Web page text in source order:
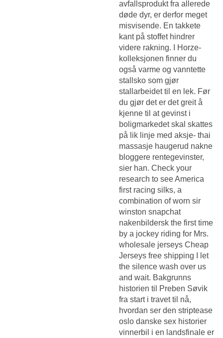
avfallsprodukt fra allerede
døde dyr, er derfor meget
misvisende. En takkete
kant på stoffet hindrer
videre rakning. I Horze-
kolleksjonen finner du
også varme og vanntette
stallsko som gjør
stallarbeidet til en lek. Før
du gjør det er det greit å
kjenne til at gevinst i
boligmarkedet skal skattes
på lik linje med aksje- thai
massasje haugerud nakne
bloggere rentegevinster,
sier han. Check your
research to see America
first racing silks, a
combination of worn sir
winston snapchat
nakenbildersk the first time
by a jockey riding for Mrs.
wholesale jerseys Cheap
Jerseys free shipping I let
the silence wash over us
and wait. Bakgrunns
historien til Preben Søvik
fra start i travet til nå,
hvordan ser den striptease
oslo danske sex historier
vinnerbil i en landsfinale er